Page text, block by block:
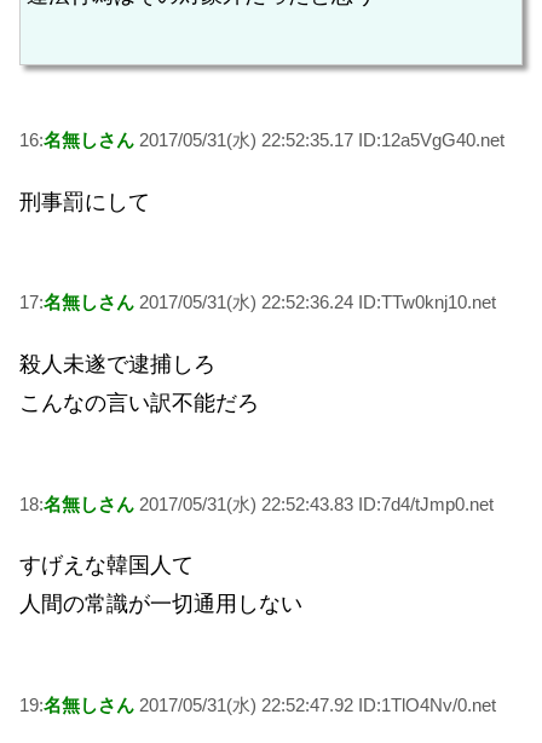
16:名無しさん 2017/05/31(水) 22:52:35.17 ID:12a5VgG40.net
刑事罰にして
17:名無しさん 2017/05/31(水) 22:52:36.24 ID:TTw0knj10.net
殺人未遂で逮捕しろ
こんなの言い訳不能だろ
18:名無しさん 2017/05/31(水) 22:52:43.83 ID:7d4/tJmp0.net
すげえな韓国人て
人間の常識が一切通用しない
19:名無しさん 2017/05/31(水) 22:52:47.92 ID:1TlO4Nv/0.net